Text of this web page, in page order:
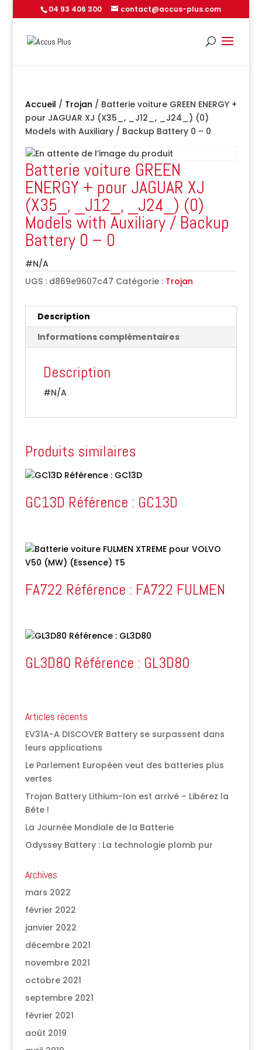
04 93 406 300 contact@accus-plus.com
Accueil / Trojan / Batterie voiture GREEN ENERGY +
pour JAGUAR XJ (X35_, _J12_, _J24_) (0)
Models with Auxiliary / Backup Battery 0 – 0
Batterie voiture GREEN
ENERGY + pour JAGUAR XJ
(X35_, _J12_, _J24_) (0)
Models with Auxiliary / Backup
Battery 0 – 0
#N/A
UGS : d869e9607c47 Catégorie : Trojan
Description
Informations complémentaires
Description
#N/A
Produits similaires
GC13D Référence : GC13D
FA722 Référence : FA722 FULMEN
GL3D80 Référence : GL3D80
Articles récents
EV31A-A DISCOVER Battery se surpassent dans
leurs applications
Le Parlement Européen veut des batteries plus
vertes
Trojan Battery Lithium-Ion est arrivé – Libérez la
Bête !
La Journée Mondiale de la Batterie
Odyssey Battery : La technologie plomb pur
Archives
mars 2022
février 2022
janvier 2022
décembre 2021
novembre 2021
octobre 2021
septembre 2021
février 2021
août 2019